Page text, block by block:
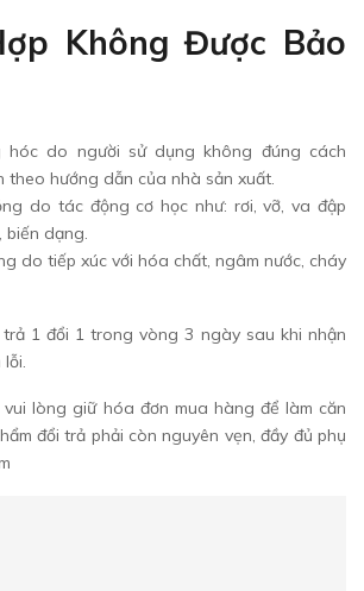
Không Được Bảo
hóc do người sử dụng không đúng cách
theo hướng dẫn của nhà sản xuất.
do tác động cơ học như: rơi, vỡ, va đập
biến dạng.
do tiếp xúc với hóa chất, ngâm nước, cháy
1 đổi 1 trong vòng 3 ngày sau khi nhận
vui lòng giữ hóa đơn mua hàng để làm căn
đổi trả phải còn nguyên vẹn, đầy đủ phụ